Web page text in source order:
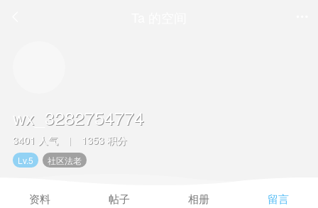
wx_3282754774
3401 人气 | 1353 积分
Lv.5 社区法老
资料 帖子 相册 留言